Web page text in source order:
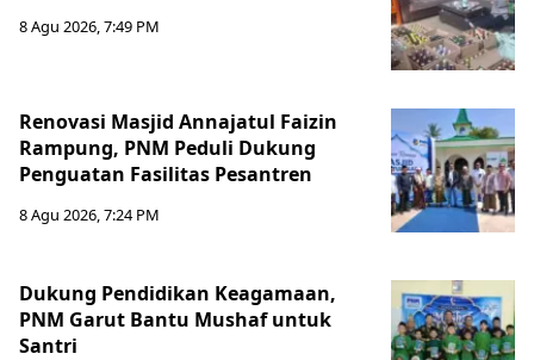
8 Agu 2026, 7:49 PM
Renovasi Masjid Annajatul Faizin
Rampung, PNM Peduli Dukung
Penguatan Fasilitas Pesantren
8 Agu 2026, 7:24 PM
Dukung Pendidikan Keagamaan,
PNM Garut Bantu Mushaf untuk
Santri